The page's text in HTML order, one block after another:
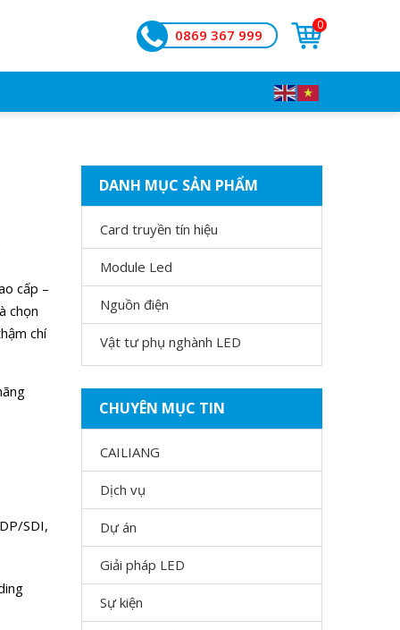
0869 367 999
0
cấp –
chọn
chí
SDI,
DANH MỤC SẢN PHẨM
Card truyền tín hiệu
Module Led
Nguồn điện
Vật tư phụ nghành LED
CHUYÊN MỤC TIN
CAILIANG
Dịch vụ
Dự án
Giải pháp LED
Sự kiện